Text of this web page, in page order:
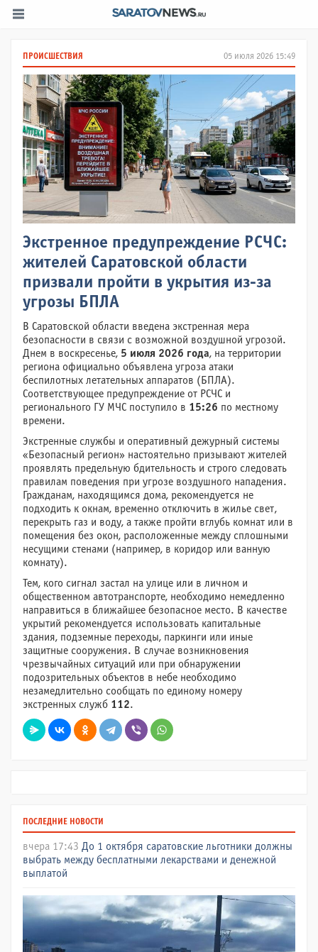
05 июля 2026 15:49
ПРОИСШЕСТВИЯ
Экстренное предупреждение РСЧС:
жителей Саратовской области
призвали пройти в укрытия из-за
угрозы БПЛА
В Саратовской области введена экстренная мера
безопасности в связи с возможной воздушной угрозой.
Днем в воскресенье, 5 июля 2026 года, на территории
региона официально объявлена угроза атаки
беспилотных летательных аппаратов (БПЛА).
Соответствующее предупреждение от РСЧС и
регионального ГУ МЧС поступило в 15:26 по местному
времени.
Экстренные службы и оперативный дежурный системы
«Безопасный регион» настоятельно призывают жителей
проявлять предельную бдительность и строго следовать
правилам поведения при угрозе воздушного нападения.
Гражданам, находящимся дома, рекомендуется не
подходить к окнам, временно отключить в жилье свет,
перекрыть газ и воду, а также пройти вглубь комнат или в
помещения без окон, расположенные между сплошными
несущими стенами (например, в коридор или ванную
комнату).
Тем, кого сигнал застал на улице или в личном и
общественном автотранспорте, необходимо немедленно
направиться в ближайшее безопасное место. В качестве
укрытий рекомендуется использовать капитальные
здания, подземные переходы, паркинги или иные
защитные сооружения. В случае возникновения
чрезвычайных ситуаций или при обнаружении
подозрительных объектов в небе необходимо
незамедлительно сообщать по единому номеру
экстренных служб 112.
ПОСЛЕДНИЕ НОВОСТИ
вчера 17:43 До 1 октября саратовские льготники должны
выбрать между бесплатными лекарствами и денежной
выплатой